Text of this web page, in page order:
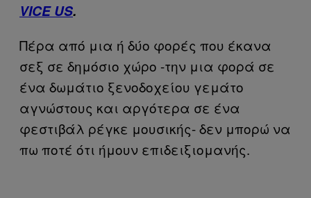
VICE US.
Πέρα από μια ή δύο φορές που έκανα
σεξ σε δημόσιο χώρο -την μια φορά σε
ένα δωμάτιο ξενοδοχείου γεμάτο
αγνώστους και αργότερα σε ένα
φεστιβάλ ρέγκε μουσικής- δεν μπορώ να
πω ποτέ ότι ήμουν επιδειξιομανής.